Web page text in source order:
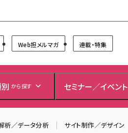
Web担メルマガ 連載・特集
から探す セミナー／イベント
析／データ分析 サイト制作／デザイン
、申し込み受付中！ ／
ちらから▼